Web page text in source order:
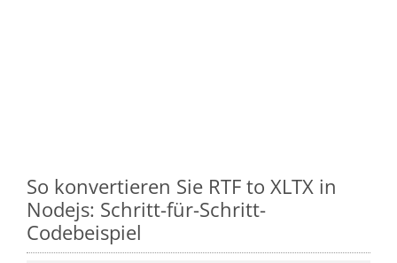
So konvertieren Sie RTF to XLTX in
Nodejs: Schritt-für-Schritt-
Codebeispiel